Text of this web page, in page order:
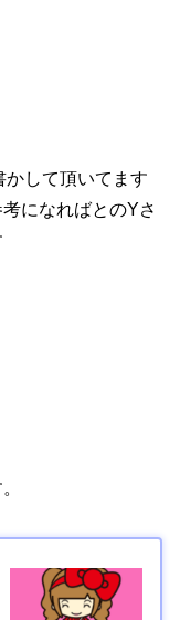
して頂いてます
になればとのYさ